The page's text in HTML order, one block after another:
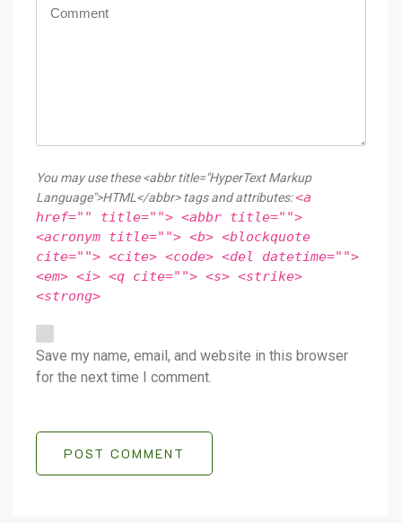
You may use these <abbr title="HyperText Markup
Language">HTML</abbr> tags and attributes:<a
href="" title=""> <abbr title="">
<acronym title=""> <b> <blockquote
cite=""> <cite> <code> <del datetime="">
<em> <i> <q cite=""> <s> <strike>
<strong>
Save my name, email, and website in this browser
for the next time I comment.
POST COMMENT